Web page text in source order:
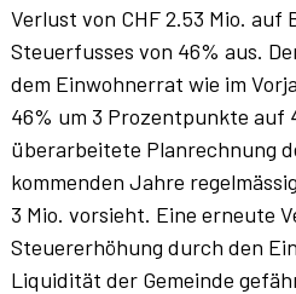
Verlust von CHF 2.53 Mio. auf
Steuerfusses von 46% aus.
dem Einwohnerrat wie im
46% um 3 Prozentpunkte auf
überarbeitete Planrechnung
kommenden Jahre
3 Mio. vorsieht. Eine erneute
Steuererhöhung durch den
Liquidität der Gemeinde